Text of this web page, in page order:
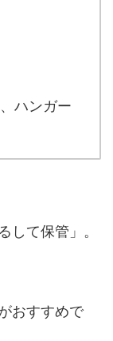
ハンガー
して保管」。
おすすめで